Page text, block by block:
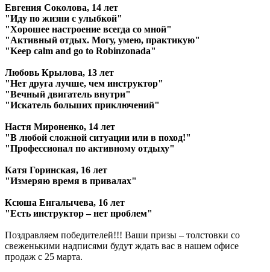
Евгения Соколова, 14 лет
"Иду по жизни с улыбкой"
"Хорошее настроение всегда со мной"
"Активный отдых. Могу, умею, практикую"
"Keep calm and go to Robinzonada"
Любовь Крылова, 13 лет
"Нет друга лучше, чем инструктор"
"Вечный двигатель внутри"
"Искатель больших приключений"
Настя Мироненко, 14 лет
"В любой сложной ситуации или в поход!"
"Профессионал по активному отдыху"
Катя Горинская, 16 лет
"Измеряю время в привалах"
Ксюша Енгалычева, 16 лет
"Есть инструктор – нет проблем"
Поздравляем победителей!!! Ваши призы – толстовки со
свеженькими надписями будут ждать вас в нашем офисе
продаж с 25 марта.